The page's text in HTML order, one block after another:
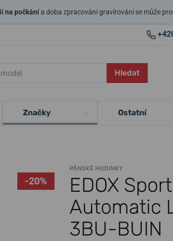
na počkánía doba zpracování gravírování se může
Hledat
Značky Ostatní
PÁNSKÉ HODINKY
EDOX
Automatic
3BU-BUIN
-20%